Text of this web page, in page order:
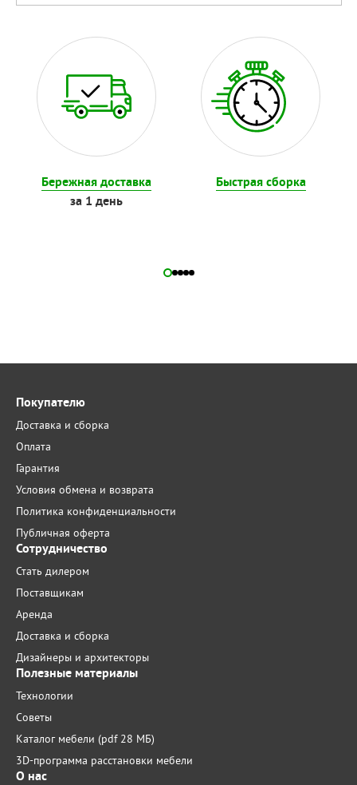
Бережная доставка
за 1 день
Быстрая сборка
Покупателю
Доставка и сборка
Оплата
Гарантия
Условия обмена и возврата
Политика конфиденциальности
Публичная оферта
Сотрудничество
Стать дилером
Поставщикам
Аренда
Доставка и сборка
Дизайнеры и архитекторы
Полезные материалы
Технологии
Советы
Каталог мебели (pdf 28 МБ)
3D-программа расстановки мебели
О нас